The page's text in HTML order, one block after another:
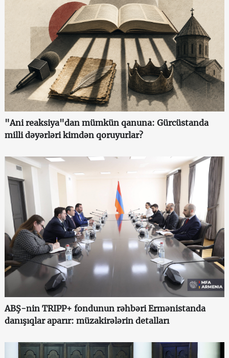
"Ani reaksiya"dan mümkün qanuna: Gürcüstanda
milli dəyərləri kimdən qoruyurlar?
ABŞ-nin TRIPP+ fondunun rəhbəri Ermənistanda
danışıqlar aparır: müzakirələrin detalları